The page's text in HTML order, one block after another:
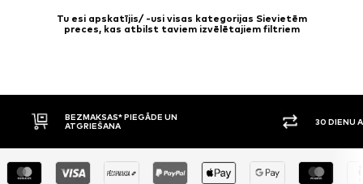
Tu esi apskatījis/ -usi visas kategorijas Sievietēm
preces, kas atbilst taviem izvēlētajiem filtriem
BEZMAKSAS* PIEGĀDE UN
ATGRIEŠANA
30 DIENU